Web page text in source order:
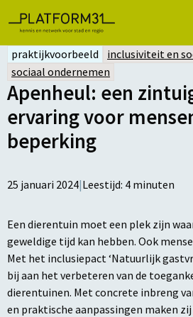
praktijkvoorbeeld
inclusiviteit en
sociaal ondernemen
Apenheul: een
ervaring voor
beperking
25 januari 2024|Leestijd: 4 minuten
Een dierentuin moet een plek zijn
geweldige tijd kan hebben. Ook
Met het inclusiepact ‘Natuurlijk
bij aan het verbeteren van de
dierentuinen. Met concrete inbreng
en praktische aanpassingen maken